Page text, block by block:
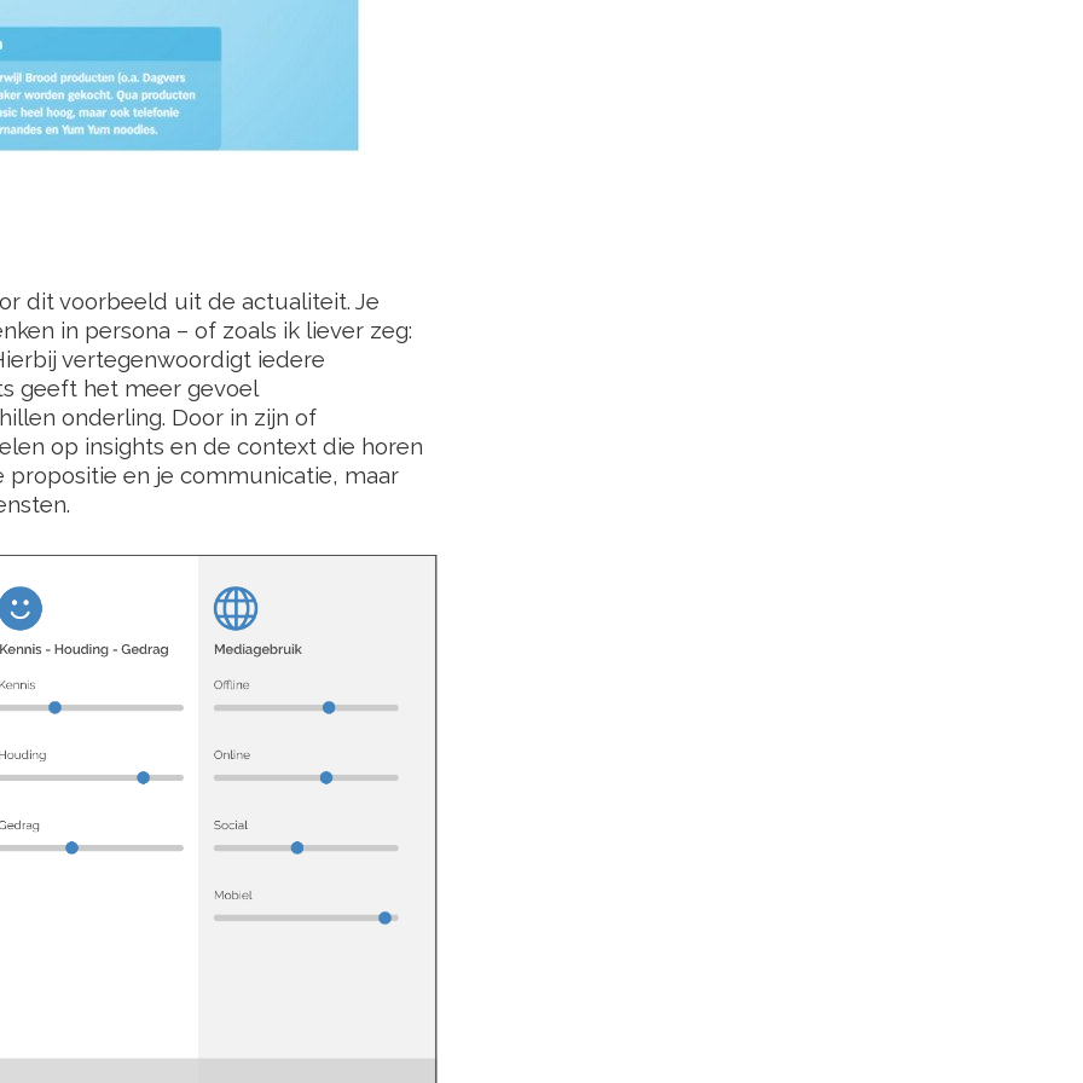
dit voorbeeld uit de actualiteit. Je
in persona – of zoals ik liever zeg:
vertegenwoordigt iedere
geeft het meer gevoel
onderling. Door in zijn of
op insights en de context die horen
en je communicatie, maar